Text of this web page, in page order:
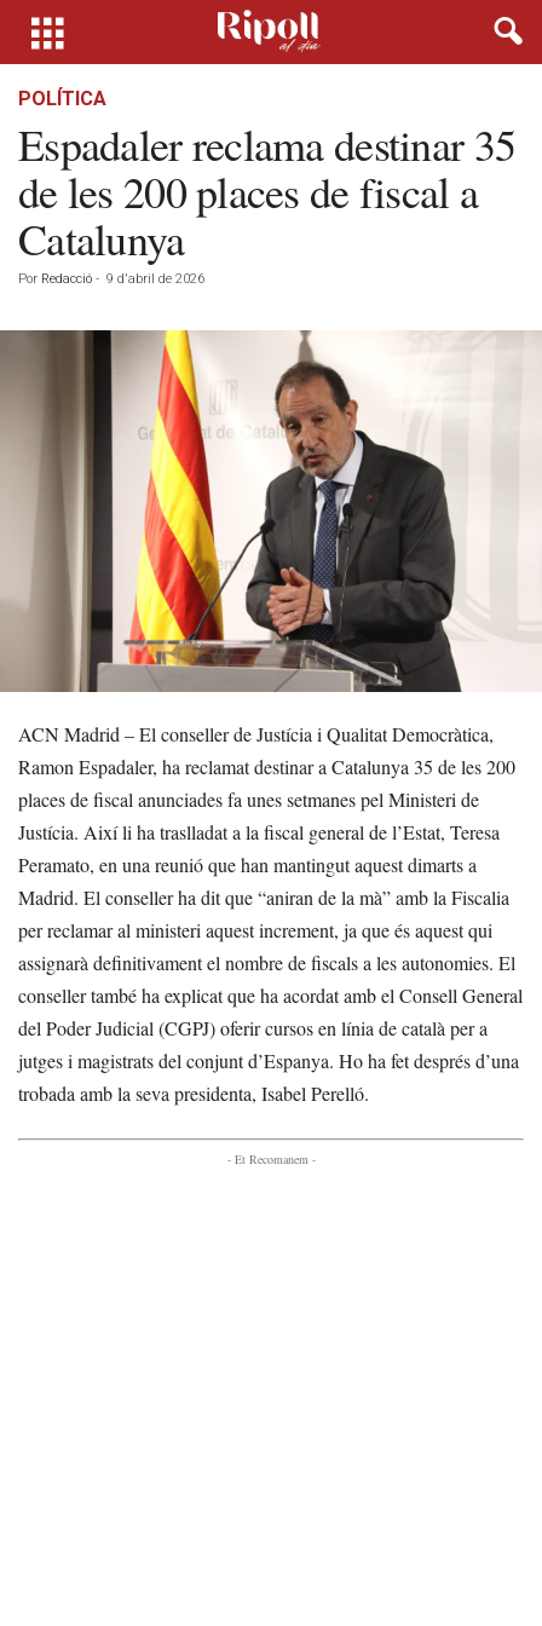
POLÍTICA
Espadaler reclama destinar 35
de les 200 places de fiscal a
Catalunya
Por Redacció - 9 d'abril de 2026
ACN Madrid – El conseller de Justícia i Qualitat Democràtica,
Ramon Espadaler, ha reclamat destinar a Catalunya 35 de les 200
places de fiscal anunciades fa unes setmanes pel Ministeri de
Justícia. Així li ha traslladat a la fiscal general de l’Estat, Teresa
Peramato, en una reunió que han mantingut aquest dimarts a
Madrid. El conseller ha dit que “aniran de la mà” amb la Fiscalia
per reclamar al ministeri aquest increment, ja que és aquest qui
assignarà definitivament el nombre de fiscals a les autonomies. El
conseller també ha explicat que ha acordat amb el Consell General
del Poder Judicial (CGPJ) oferir cursos en línia de català per a
jutges i magistrats del conjunt d’Espanya. Ho ha fet després d’una
trobada amb la seva presidenta, Isabel Perelló.
- Et Recomanem -